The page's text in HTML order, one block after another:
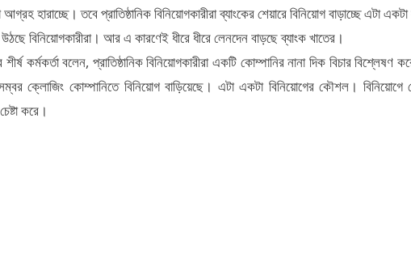
হারাচ্ছে। তবে প্রাতিষ্ঠানিক বিনিয়োগকারীরা ব্যাংকের শেয়ারে বিনিয়োগ বাড়াচ্ছে এটা
বিনিয়োগকারীরা। আর এ কারণেই ধীরে ধীরে লেনদেন বাড়ছে ব্যাংক খাতের।
কর্মকর্তা বলেন, প্রাতিষ্ঠানিক বিনিয়োগকারীরা একটি কোম্পানির নানা দিক বিচার
ক্লোজিং কোম্পানিতে বিনিয়োগ বাড়িয়েছে। এটা একটা বিনিয়োগের কৌশল।
করে।